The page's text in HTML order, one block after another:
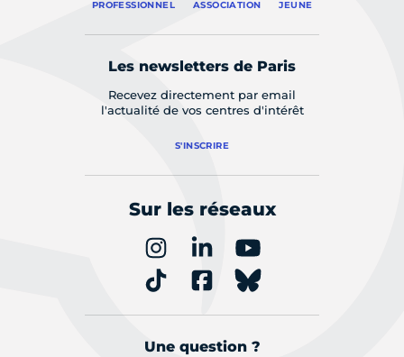
PROFESSIONNEL ASSOCIATION JEUNE
Les newsletters de Paris
Recevez directement par email
l'actualité de vos centres d'intérêt
S'INSCRIRE
Sur les réseaux
Une question ?